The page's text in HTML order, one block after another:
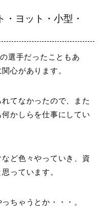
ヨット・小型・
選手だったこともあ
心があります。
てなかったので、また
かしらを仕事にしてい
ど色々やっていき、資
っています。
ちゃうとか・・・。